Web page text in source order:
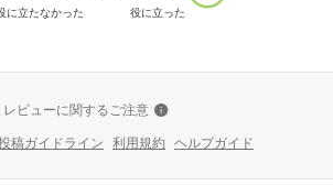
に立たなかった 役に立った
レビューに関するご注意
稿ガイドライン 利用規約 ヘルプガイド